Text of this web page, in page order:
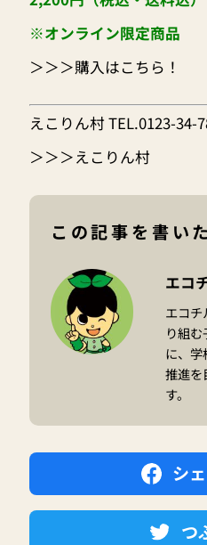
※オンライン限定商品
＞＞＞購入はこちら！
えこりん村 TEL.0123-34-
＞＞＞えこりん村
この記事を書い
エコ
エコ
り組
に、学
推進を
す。
シ
つ